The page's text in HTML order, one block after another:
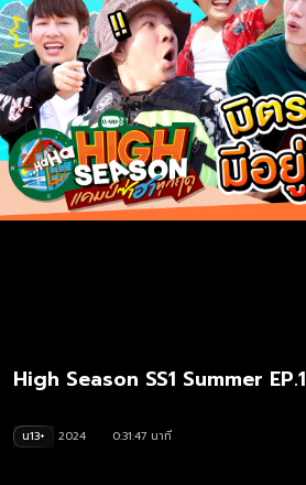
High Season SS1 Summer EP.1
น13+ 2024
0:31:47 นาที